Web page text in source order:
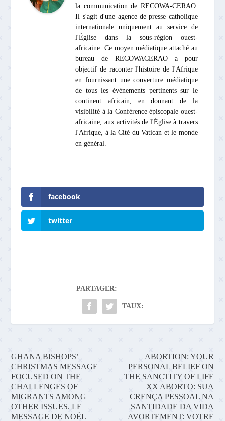
la communication de RECOWA-CERAO.
Il s'agit d'une agence de presse catholique
internationale uniquement au service de
l'Église dans la sous-région ouest-
africaine. Ce moyen médiatique attaché au
bureau de RECOWACERAO a pour
objectif de raconter l'histoire de l'Afrique
en fournissant une couverture médiatique
de tous les événements pertinents sur le
continent africain, en donnant de la
visibilité à la Conférence épiscopale ouest-
africaine, aux activités de l'Église à travers
l'Afrique, à la Cité du Vatican et le monde
en général.
facebook
twitter
PARTAGER:
TAUX:
GHANA BISHOPS’
CHRISTMAS MESSAGE
FOCUSED ON THE
CHALLENGES OF
MIGRANTS AMONG
OTHER ISSUES. LE
MESSAGE DE NOËL
ABORTION: YOUR
PERSONAL BELIEF ON
THE SANCTITY OF LIFE
XX ABORTO: SUA
CRENÇA PESSOAL NA
SANTIDADE DA VIDA
AVORTEMENT: VOTRE